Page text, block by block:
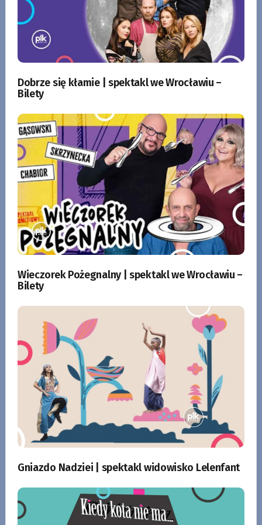
Dobrze się kłamie | spektakl we Wrocławiu –
Bilety
Wieczorek Pożegnalny | spektakl we Wrocławiu –
Bilety
Gniazdo Nadziei | spektakl widowisko Lelenfant